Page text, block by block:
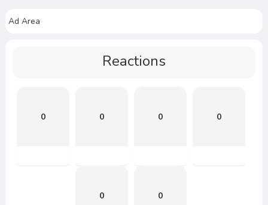
Ad Area
Reactions
0 0 0 0
0 0